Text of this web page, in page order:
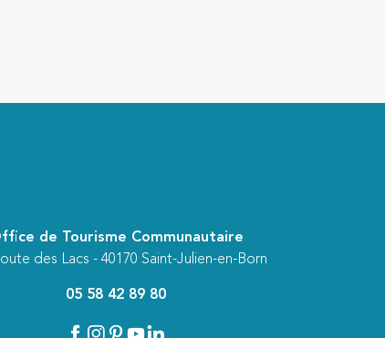
de Tourisme Communautaire
des Lacs - 40170 Saint-Julien-en-Born
05 58 42 89 80